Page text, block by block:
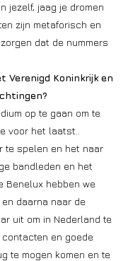
jezelf, jaag je dromen
zijn metaforisch en
dat de nummers
Verenigd Koninkrijk en
op te gaan om te
voor het laatst..
te spelen en het naar
bandleden en het
Benelux hebben we
daarna naar de
uit om in Nederland te
contacten en goede
te mogen komen en te